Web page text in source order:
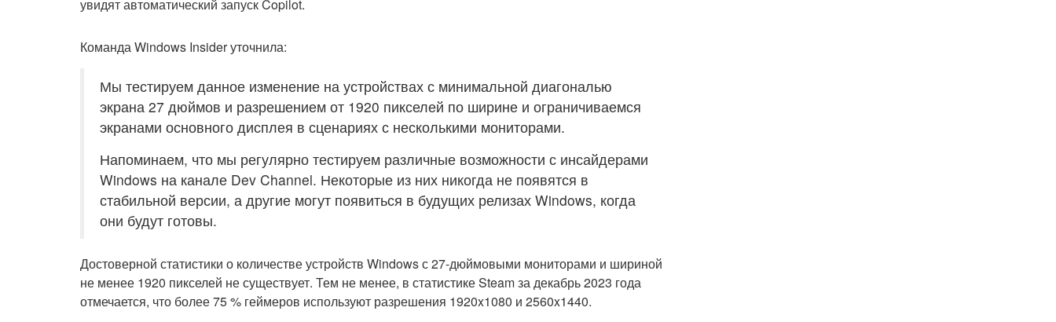
увидят автоматический запуск Copilot.
Команда Windows Insider уточнила:
Мы тестируем данное изменение на устройствах с минимальной диагональю
экрана 27 дюймов и разрешением от 1920 пикселей по ширине и ограничиваемся
экранами основного дисплея в сценариях с несколькими мониторами.
Напоминаем, что мы регулярно тестируем различные возможности с инсайдерами
Windows на канале Dev Channel. Некоторые из них никогда не появятся в
стабильной версии, а другие могут появиться в будущих релизах Windows, когда
они будут готовы.
Достоверной статистики о количестве устройств Windows с 27-дюймовыми мониторами и шириной
не менее 1920 пикселей не существует. Тем не менее, в статистике Steam за декабрь 2023 года
отмечается, что более 75 % геймеров используют разрешения 1920x1080 и 2560x1440.